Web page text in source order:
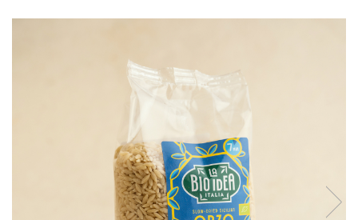
OȚETURI ȘI SOSURI
BĂUTURI / LAPTE VEGETAL
CREME ȘI PASTE TARTINABILE
CIOCOLATĂ ȘI CACAO